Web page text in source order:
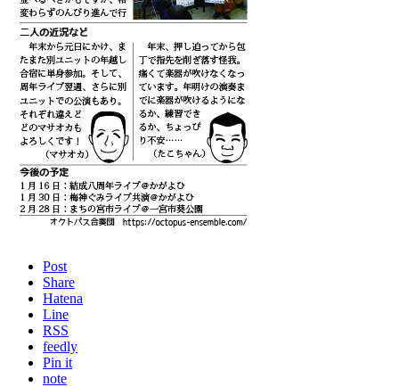
Post
Share
Hatena
Line
RSS
feedly
Pin it
note